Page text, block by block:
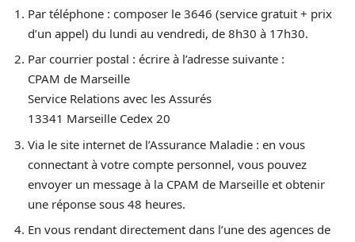
Par téléphone : composer le 3646 (service gratuit + prix
d’un appel) du lundi au vendredi, de 8h30 à 17h30.
Par courrier postal : écrire à l’adresse suivante :
CPAM de Marseille
Service Relations avec les Assurés
13341 Marseille Cedex 20
Via le site internet de l’Assurance Maladie : en vous
connectant à votre compte personnel, vous pouvez
envoyer un message à la CPAM de Marseille et obtenir
une réponse sous 48 heures.
En vous rendant directement dans l’une des agences de